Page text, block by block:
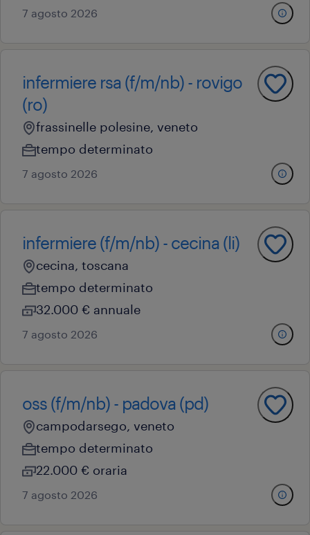
7 agosto 2026
infermiere rsa (f/m/nb) - rovigo
(ro)
frassinelle polesine, veneto
tempo determinato
7 agosto 2026
infermiere (f/m/nb) - cecina (li)
cecina, toscana
tempo determinato
32.000 € annuale
7 agosto 2026
oss (f/m/nb) - padova (pd)
campodarsego, veneto
tempo determinato
22.000 € oraria
7 agosto 2026